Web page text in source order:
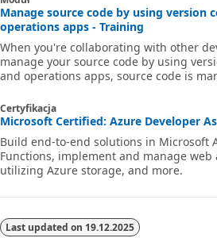
Manage source code by using version
operations apps - Training
When you're collaborating with other
manage your source code by using
and operations apps, source code is
Certyfikacja
Microsoft Certified: Azure Developer
Build end-to-end solutions in Microsoft
Functions, implement and manage web
utilizing Azure storage, and more.
Last updated on 19.12.2025